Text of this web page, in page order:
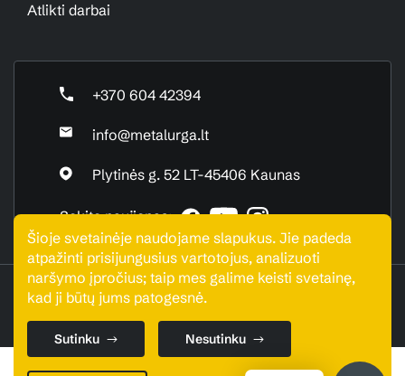
+370 604 42394
info@metalurga.lt
Plytinės g. 52 LT-45406 Kaunas
Sekite naujienas:
Šioje svetainėje naudojame slapukus. Jie padeda
atpažinti prisijungusius vartotojus, analizuoti
naršymo įpročius; taip mes galime keisti svetainę,
kad ji būtų jums patogesnė.
Sutinku Nesutinku
Atlikti darbai
UAB "Metalurga". Visos teisės saugomos © 2026